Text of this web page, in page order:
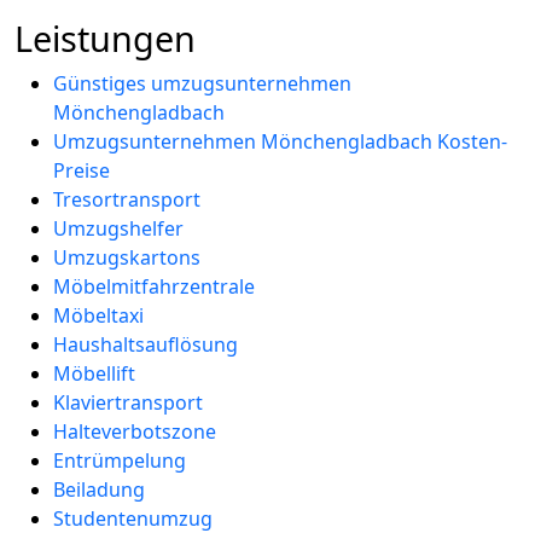
Leistungen
Günstiges umzugsunternehmen
Mönchengladbach
Umzugsunternehmen Mönchengladbach Kosten-
Preise
Tresortransport
Umzugshelfer
Umzugskartons
Möbelmitfahrzentrale
Möbeltaxi
Haushaltsauflösung
Möbellift
Klaviertransport
Halteverbotszone
Entrümpelung
Beiladung
Studentenumzug